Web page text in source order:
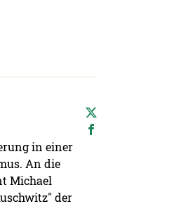
in einer
An die
Michael
der